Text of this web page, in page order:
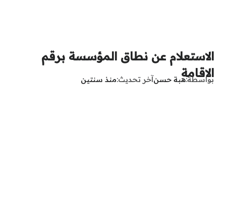
الاستعلام عن نطاق المؤسسة برقم
الاقامة
بواسطةهبة حسنآخر تحديث منذ سنتين